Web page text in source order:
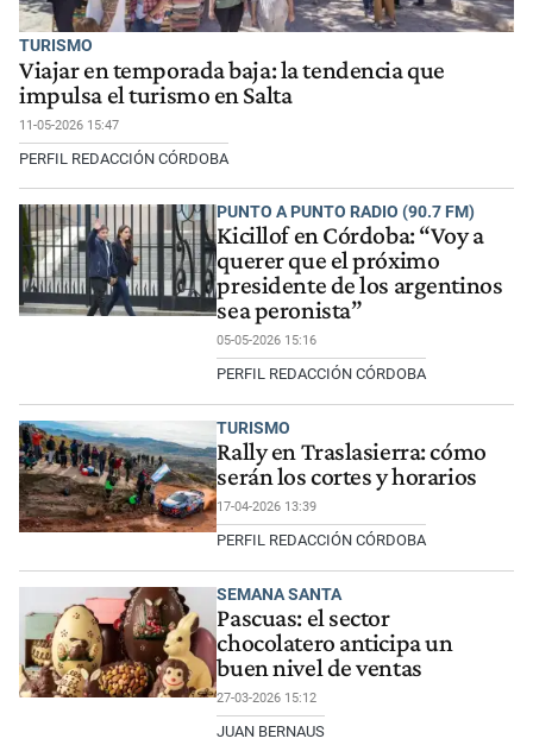
TURISMO
Viajar en temporada baja: la tendencia que
impulsa el turismo en Salta
11-05-2026 15:47
PERFIL REDACCIÓN CÓRDOBA
PUNTO A PUNTO RADIO (90.7 FM)
Kicillof en Córdoba: “Voy a
querer que el próximo
presidente de los argentinos
sea peronista”
05-05-2026 15:16
PERFIL REDACCIÓN CÓRDOBA
TURISMO
Rally en Traslasierra: cómo
serán los cortes y horarios
17-04-2026 13:39
PERFIL REDACCIÓN CÓRDOBA
SEMANA SANTA
Pascuas: el sector
chocolatero anticipa un
buen nivel de ventas
27-03-2026 15:12
JUAN BERNAUS